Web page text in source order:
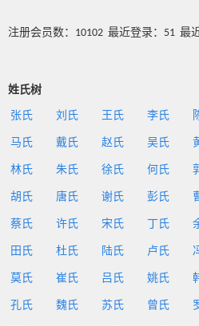
注册会员数：10102 最近登录：51 最
姓氏树
张氏 刘氏 王氏 李氏
马氏 戴氏 赵氏 吴氏
林氏 朱氏 徐氏 何氏
胡氏 唐氏 谢氏 彭氏
蔡氏 许氏 宋氏 丁氏
田氏 杜氏 陆氏 卢氏
莫氏 崔氏 吕氏 姚氏
孔氏 魏氏 苏氏 曾氏